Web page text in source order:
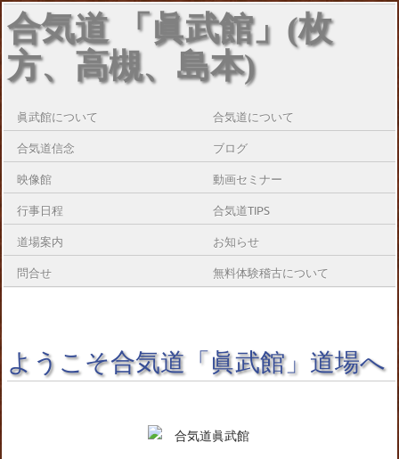
合気道 「眞武館」(枚
方、高槻、島本)
眞武館について 合気道について
合気道信念 ブログ
映像館 動画セミナー
行事日程 合気道TIPS
道場案内 お知らせ
問合せ 無料体験稽古について
ようこそ合気道「眞武館」道場へ